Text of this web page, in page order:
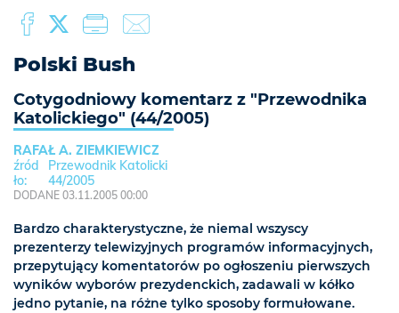
Polski Bush
Cotygodniowy komentarz z "Przewodnika
Katolickiego" (44/2005)
RAFAŁ A. ZIEMKIEWICZ
Przewodnik Katolicki
44/2005
DODANE 03.11.2005 00:00
Bardzo charakterystyczne, że niemal wszyscy
prezenterzy telewizyjnych programów informacyjnych,
przepytujący komentatorów po ogłoszeniu pierwszych
wyników wyborów prezydenckich, zadawali w kółko
jedno pytanie, na różne tylko sposoby formułowane.